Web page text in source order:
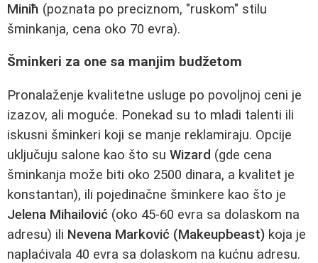
Miniћ (poznata po preciznom, "ruskom" stilu
šminkanja, cena oko 70 evra).
Šminkeri za one sa manjim budžetom
Pronalaženje kvalitetne usluge po povoljnoj ceni je
izazov, ali moguće. Ponekad su to mladi talenti ili
iskusni šminkeri koji se manje reklamiraju. Opcije
uključuju salone kao što su Wizard (gde cena
šminkanja može biti oko 2500 dinara, a kvalitet je
konstantan), ili pojedinačne šminkere kao što je
Jelena Mihailović (oko 45-60 evra sa dolaskom na
adresu) ili Nevena Marković (Makeupbeast) koja je
naplaćivala 40 evra sa dolaskom na kućnu adresu.